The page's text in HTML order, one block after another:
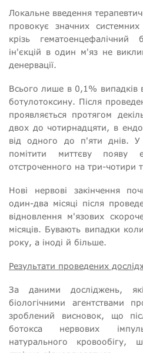
Локальне введення
провокує значних
крізь гематоенцефалічний
ін'єкцій в один м'яз не
денервації.
Всього лише в 0,1% випадків
ботулотоксину. Після
проявляється протягом
двох до чотирнадцяти, в
від одного до п'яти днів.
помітити миттєву
отстроченного на три-чотири
Нові нервові закінчення
один-два місяці після
відновлення м'язових
місяців. Бувають випадки
року, а іноді й більше.
Результати проведених
За даними досліджень,
біологічними агентствами
зроблений висновок, що
ботокса нервових
натурального кровообігу,